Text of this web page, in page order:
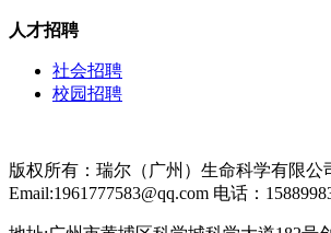
人才招聘
社会招聘
校园招聘
版权所有：瑞尔（广州）生命科学有限公
Email:1961777583@qq.com 电话：